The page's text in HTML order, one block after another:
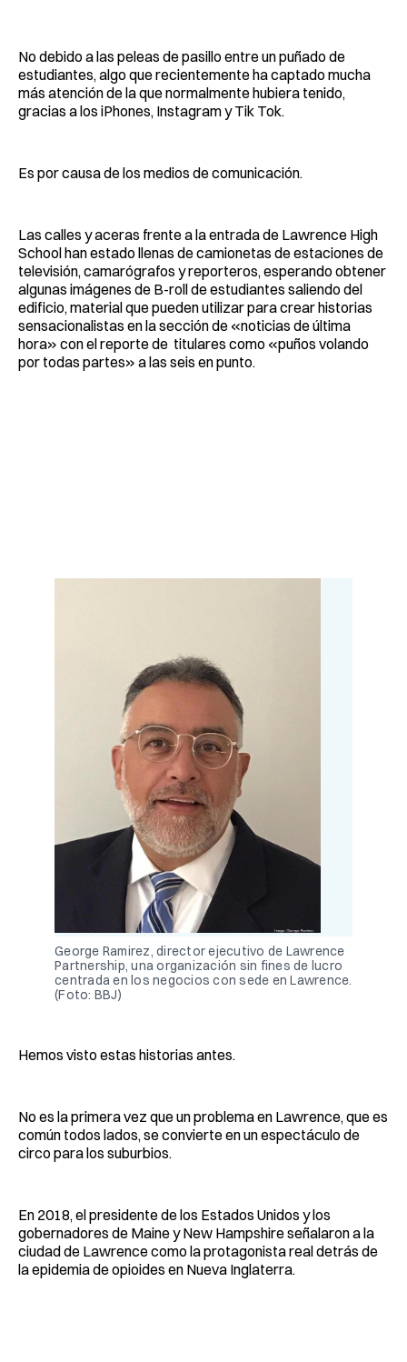
No debido a las peleas de pasillo entre un puñado de
estudiantes, algo que recientemente ha captado mucha
más atención de la que normalmente hubiera tenido,
gracias a los iPhones, Instagram y Tik Tok.
Es por causa de los medios de comunicación.
Las calles y aceras frente a la entrada de Lawrence High
School han estado llenas de camionetas de estaciones de
televisión, camarógrafos y reporteros, esperando obtener
algunas imágenes de B-roll de estudiantes saliendo del
edificio, material que pueden utilizar para crear historias
sensacionalistas en la sección de «noticias de última
hora» con el reporte de titulares como «puños volando
por todas partes» a las seis en punto.
George Ramirez, director ejecutivo de Lawrence
Partnership, una organización sin fines de lucro
centrada en los negocios con sede en Lawrence.
(Foto: BBJ)
Hemos visto estas historias antes.
No es la primera vez que un problema en Lawrence, que es
común todos lados, se convierte en un espectáculo de
circo para los suburbios.
En 2018, el presidente de los Estados Unidos y los
gobernadores de Maine y New Hampshire señalaron a la
ciudad de Lawrence como la protagonista real detrás de
la epidemia de opioides en Nueva Inglaterra.